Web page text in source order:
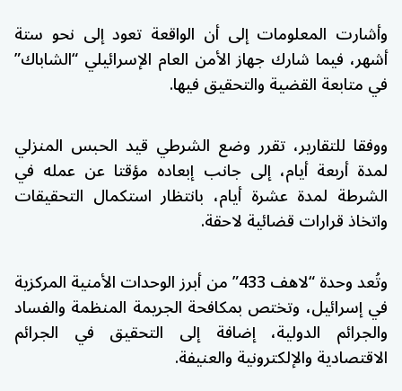
وأشارت المعلومات إلى أن الواقعة تعود إلى نحو ستة
أشهر، فيما شارك جهاز الأمن العام الإسرائيلي “الشاباك”
في متابعة القضية والتحقيق فيها.
ووفقا للتقارير، تقرر وضع الشرطي قيد الحبس المنزلي
لمدة أربعة أيام، إلى جانب إبعاده مؤقتا عن عمله في
الشرطة لمدة عشرة أيام، بانتظار استكمال التحقيقات
واتخاذ قرارات قضائية لاحقة.
وتُعد وحدة “لاهف 433” من أبرز الوحدات الأمنية المركزية
في إسرائيل، وتختص بمكافحة الجريمة المنظمة والفساد
والجرائم الدولية، إضافة إلى التحقيق في الجرائم
الاقتصادية والإلكترونية والعنيفة.